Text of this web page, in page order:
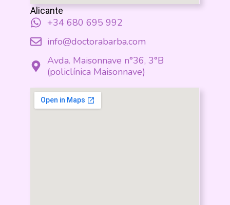
Alicante
+34 680 695 992
info@doctorabarba.com
Avda. Maisonnave n°36, 3°B
(policlínica Maisonnave)